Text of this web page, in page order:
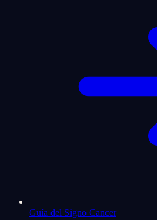
Guía del Signo Cancer